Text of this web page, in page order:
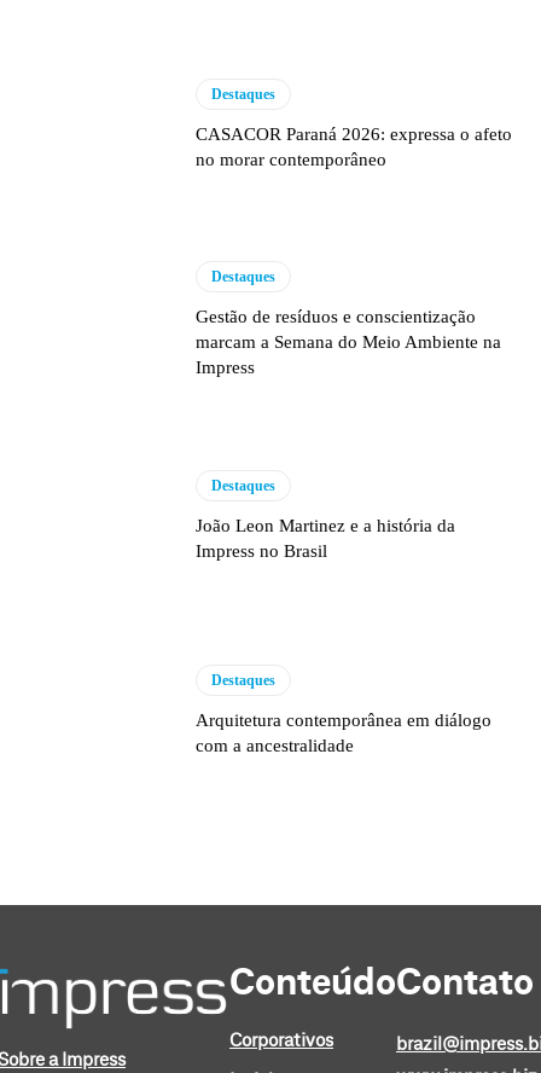
Destaques
CASACOR Paraná 2026: expressa o afeto
no morar contemporâneo
Destaques
Gestão de resíduos e conscientização
marcam a Semana do Meio Ambiente na
Impress
Destaques
João Leon Martinez e a história da
Impress no Brasil
Destaques
Arquitetura contemporânea em diálogo
com a ancestralidade
a Impress
Conteúdo
Corporativos
Contato